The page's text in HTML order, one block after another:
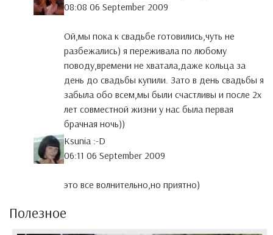
08:08 06 September 2009
Ой,мы пока к свадьбе готовились,чуть не
разбежались) я переживала по любому
поводу,времени не хватала,даже кольца за
день до свадьбы купили. Зато в день свадьбы я
забыла обо всем,мы были счастливы и после 2х
лет совместной жизни у нас была первая
брачная ночь))
Ksunia :-D
06:11 06 September 2009
это все волнительно,но приятно)
Полезное